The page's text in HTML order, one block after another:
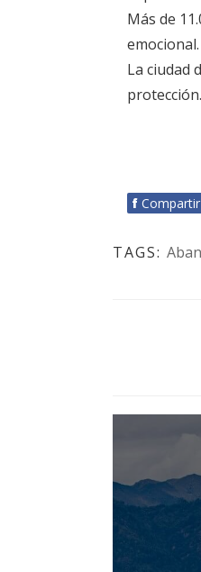
Más de
emocional.
La ciudad
protección.
f Compartir
TAGS: